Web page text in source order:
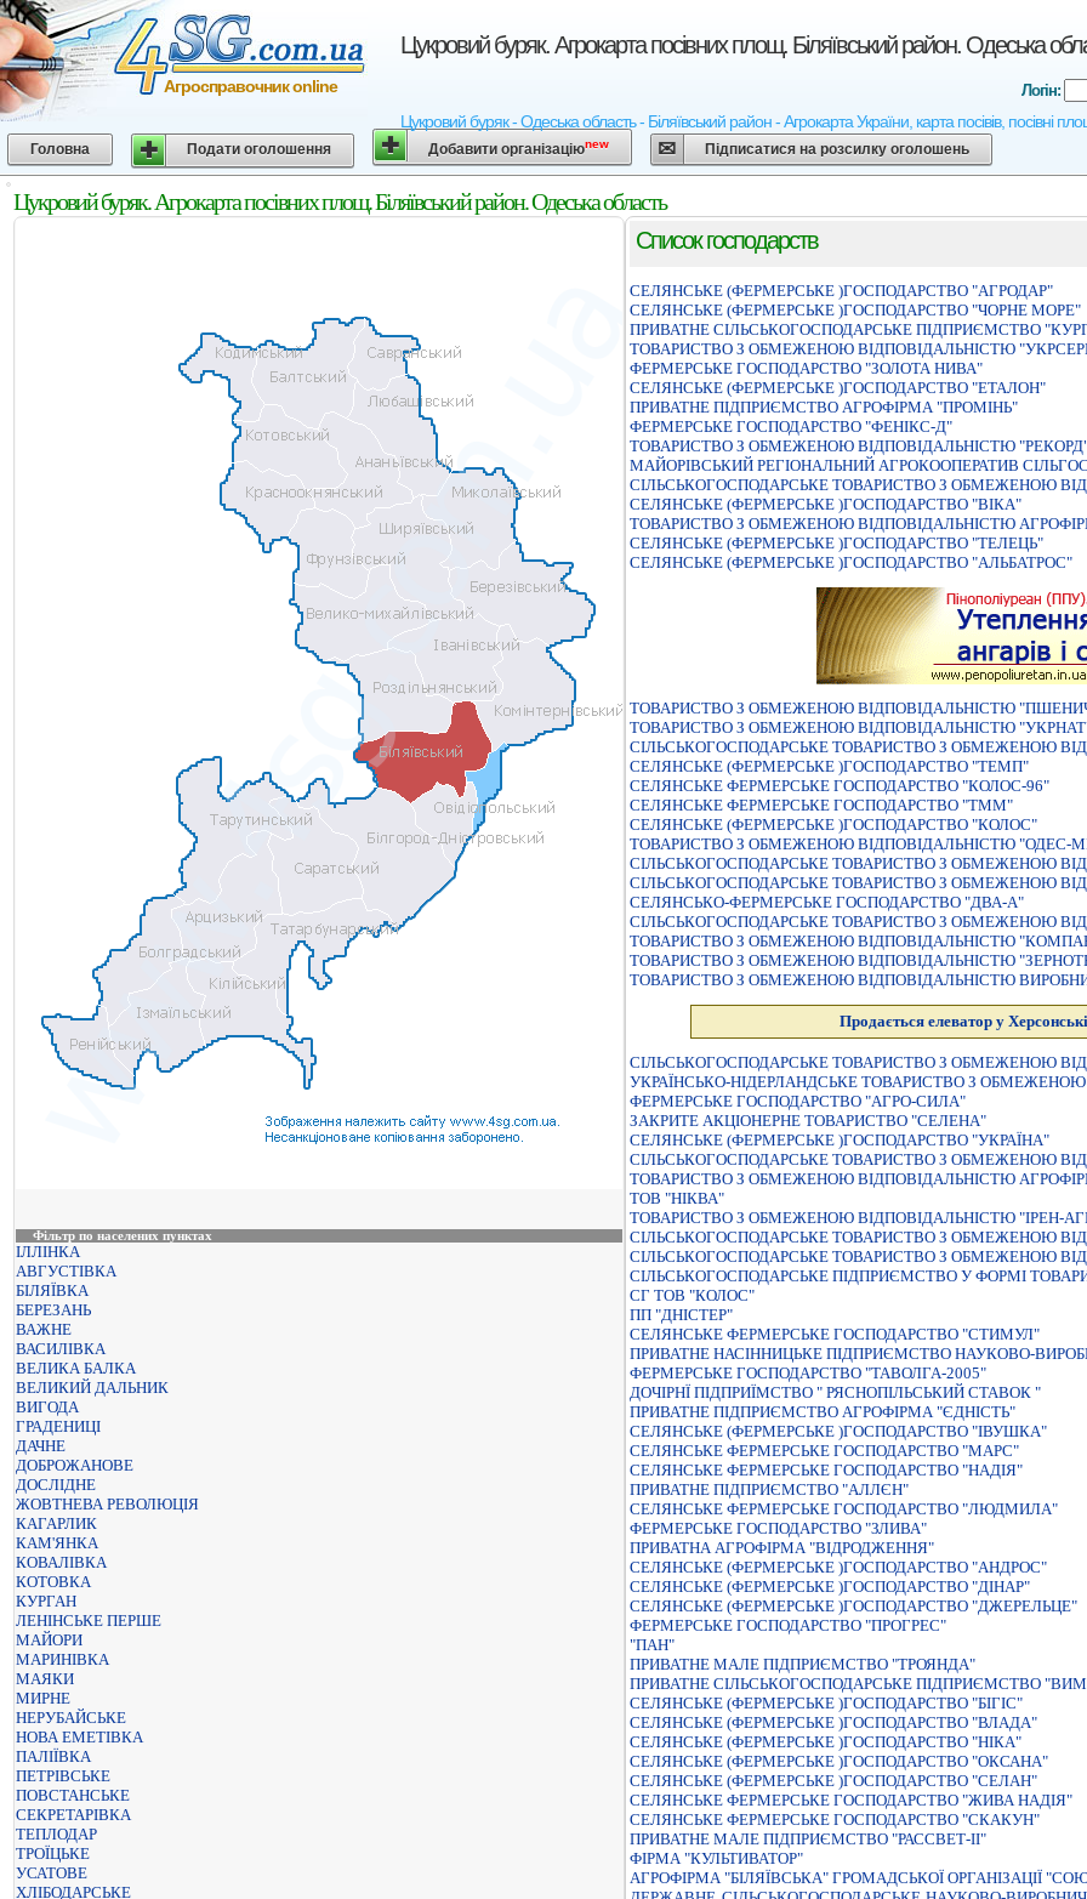
Цукровий буряк. Агрокарта посівних площ. Біляївський район. Одеська
Цукровий буряк - Одеська область - Біляївський район - Агрокарта України, карта посівів, посівні
Агросправочник online Логін:
Головна Подати оголошення Добавити організаціюnew Підписатися на розсилку оголошень
Цукровий буряк. Агрокарта посівних площ. Біляївський район. Одеська область
Фільтр по населених пунктах
ІЛЛІНКА
АВГУСТІВКА
БІЛЯЇВКА
БЕРЕЗАНЬ
ВАЖНЕ
ВАСИЛІВКА
ВЕЛИКА БАЛКА
ВЕЛИКИЙ ДАЛЬНИК
ВИГОДА
ГРАДЕНИЦІ
ДАЧНЕ
ДОБРОЖАНОВЕ
ДОСЛІДНЕ
ЖОВТНЕВА РЕВОЛЮЦІЯ
КАГАРЛИК
КАМ'ЯНКА
КОВАЛІВКА
КОТОВКА
КУРГАН
ЛЕНІНСЬКЕ ПЕРШЕ
МАЙОРИ
МАРИНІВКА
МАЯКИ
МИРНЕ
НЕРУБАЙСЬКЕ
НОВА ЕМЕТІВКА
ПАЛІЇВКА
ПЕТРІВСЬКЕ
ПОВСТАНСЬКЕ
СЕКРЕТАРІВКА
ТЕПЛОДАР
ТРОЇЦЬКЕ
УСАТОВЕ
ХЛІБОДАРСЬКЕ
Список господарств
СЕЛЯНСЬКЕ (ФЕРМЕРСЬКЕ )ГОСПОДАРСТВО "АГРОДАР"
СЕЛЯНСЬКЕ (ФЕРМЕРСЬКЕ )ГОСПОДАРСТВО "ЧОРНЕ МОРЕ"
ПРИВАТНЕ СIЛЬСЬКОГОСПОДАРСЬКЕ ПIДПРИЄМСТВО
ТОВАРИСТВО З ОБМЕЖЕНОЮ ВIДПОВIДАЛЬНIСТЮ
ФЕРМЕРСЬКЕ ГОСПОДАРСТВО "ЗОЛОТА НИВА"
СЕЛЯНСЬКЕ (ФЕРМЕРСЬКЕ )ГОСПОДАРСТВО "ЕТАЛОН"
ПРИВАТНЕ ПIДПРИЄМСТВО АГРОФIРМА "ПРОМIНЬ"
ФЕРМЕРСЬКЕ ГОСПОДАРСТВО "ФЕНIКС-Д"
ТОВАРИСТВО З ОБМЕЖЕНОЮ ВIДПОВIДАЛЬНIСТЮ
МАЙОРIВСЬКИЙ РЕГIОНАЛЬНИЙ АГРОКООПЕРАТИВ
СІЛЬСЬКОГОСПОДАРСЬКЕ ТОВАРИСТВО З ОБМЕЖЕНОЮ
СЕЛЯНСЬКЕ (ФЕРМЕРСЬКЕ )ГОСПОДАРСТВО "ВIКА"
ТОВАРИСТВО З ОБМЕЖЕНОЮ ВIДПОВIДАЛЬНIСТЮ
СЕЛЯНСЬКЕ (ФЕРМЕРСЬКЕ )ГОСПОДАРСТВО "ТЕЛЕЦЬ"
СЕЛЯНСЬКЕ (ФЕРМЕРСЬКЕ )ГОСПОДАРСТВО "АЛЬБАТРОС"
ТОВАРИСТВО З ОБМЕЖЕНОЮ ВIДПОВIДАЛЬНIСТЮ
ТОВАРИСТВО З ОБМЕЖЕНОЮ ВIДПОВIДАЛЬНIСТЮ
СIЛЬСЬКОГОСПОДАРСЬКЕ ТОВАРИСТВО З ОБМЕЖЕНОЮ
СЕЛЯНСЬКЕ (ФЕРМЕРСЬКЕ )ГОСПОДАРСТВО "ТЕМП"
СЕЛЯНСЬКЕ ФЕРМЕРСЬКЕ ГОСПОДАРСТВО "КОЛОС-96"
СЕЛЯНСЬКЕ ФЕРМЕРСЬКЕ ГОСПОДАРСТВО "ТММ"
СЕЛЯНСЬКЕ (ФЕРМЕРСЬКЕ )ГОСПОДАРСТВО "КОЛОС"
ТОВАРИСТВО З ОБМЕЖЕНОЮ ВIДПОВIДАЛЬНIСТЮ "ОДЕС-
СIЛЬСЬКОГОСПОДАРСЬКЕ ТОВАРИСТВО З ОБМЕЖЕНОЮ
СIЛЬСЬКОГОСПОДАРСЬКЕ ТОВАРИСТВО З ОБМЕЖЕНОЮ
СЕЛЯНСЬКО-ФЕРМЕРСЬКЕ ГОСПОДАРСТВО "ДВА-А"
СІЛЬСЬКОГОСПОДАРСЬКЕ ТОВАРИСТВО З ОБМЕЖЕНОЮ
ТОВАРИСТВО З ОБМЕЖЕНОЮ ВІДПОВІДАЛЬНІСТЮ
ТОВАРИСТВО З ОБМЕЖЕНОЮ ВIДПОВIДАЛЬНIСТЮ
ТОВАРИСТВО З ОБМЕЖЕНОЮ ВIДПОВIДАЛЬНIСТЮ
Продається елеватор у
СIЛЬСЬКОГОСПОДАРСЬКЕ ТОВАРИСТВО З ОБМЕЖЕНОЮ
УКРАЇНСЬКО-НIДЕРЛАНДСЬКЕ ТОВАРИСТВО З
ФЕРМЕРСЬКЕ ГОСПОДАРСТВО "АГРО-СИЛА"
ЗАКРИТЕ АКЦIОНЕРНЕ ТОВАРИСТВО "СЕЛЕНА"
СЕЛЯНСЬКЕ (ФЕРМЕРСЬКЕ )ГОСПОДАРСТВО "УКРАЇНА"
СIЛЬСЬКОГОСПОДАРСЬКЕ ТОВАРИСТВО З ОБМЕЖЕНОЮ
ТОВАРИСТВО З ОБМЕЖЕНОЮ ВIДПОВIДАЛЬНIСТЮ
ТОВ "НІКВА"
ТОВАРИСТВО З ОБМЕЖЕНОЮ ВIДПОВIДАЛЬНIСТЮ "IРЕН-
СIЛЬСЬКОГОСПОДАРСЬКЕ ТОВАРИСТВО З ОБМЕЖЕНОЮ
СIЛЬСЬКОГОСПОДАРСЬКЕ ТОВАРИСТВО З ОБМЕЖЕНОЮ
СІЛЬСЬКОГОСПОДАРСЬКЕ ПІДПРИЄМСТВО У ФОРМІ
СГ ТОВ "КОЛОС"
ПП "ДНІСТЕР"
СЕЛЯНСЬКЕ ФЕРМЕРСЬКЕ ГОСПОДАРСТВО "СТИМУЛ"
ПРИВАТНЕ НАСIННИЦЬКЕ ПIДПРИЄМСТВО НАУКОВО-
ФЕРМЕРСЬКЕ ГОСПОДАРСТВО "ТАВОЛГА-2005"
ДОЧIРНЇ ПIДПРИЇМСТВО " РЯСНОПIЛЬСЬКИЙ СТАВОК "
ПРИВАТНЕ ПIДПРИЄМСТВО АГРОФIРМА "ЄДНIСТЬ"
СЕЛЯНСЬКЕ (ФЕРМЕРСЬКЕ )ГОСПОДАРСТВО "IВУШКА"
СЕЛЯНСЬКЕ ФЕРМЕРСЬКЕ ГОСПОДАРСТВО "МАРС"
СЕЛЯНСЬКЕ ФЕРМЕРСЬКЕ ГОСПОДАРСТВО "НАДIЯ"
ПРИВАТНЕ ПIДПРИЄМСТВО "АЛЛЄН"
СЕЛЯНСЬКЕ ФЕРМЕРСЬКЕ ГОСПОДАРСТВО "ЛЮДМИЛА"
ФЕРМЕРСЬКЕ ГОСПОДАРСТВО "ЗЛИВА"
ПРИВАТНА АГРОФІРМА "ВІДРОДЖЕННЯ"
СЕЛЯНСЬКЕ (ФЕРМЕРСЬКЕ )ГОСПОДАРСТВО "АНДРОС"
СЕЛЯНСЬКЕ (ФЕРМЕРСЬКЕ )ГОСПОДАРСТВО "ДIНАР"
СЕЛЯНСЬКЕ (ФЕРМЕРСЬКЕ )ГОСПОДАРСТВО "ДЖЕРЕЛЬЦЕ"
ФЕРМЕРСЬКЕ ГОСПОДАРСТВО "ПРОГРЕС"
"ПАН"
ПРИВАТНЕ МАЛЕ ПІДПРИЄМСТВО "ТРОЯНДА"
ПРИВАТНЕ СIЛЬСЬКОГОСПОДАРСЬКЕ ПIДПРИЄМСТВО
СЕЛЯНСЬКЕ (ФЕРМЕРСЬКЕ )ГОСПОДАРСТВО "БIГIС"
СЕЛЯНСЬКЕ (ФЕРМЕРСЬКЕ )ГОСПОДАРСТВО "ВЛАДА"
СЕЛЯНСЬКЕ (ФЕРМЕРСЬКЕ )ГОСПОДАРСТВО "НIКА"
СЕЛЯНСЬКЕ (ФЕРМЕРСЬКЕ )ГОСПОДАРСТВО "ОКСАНА"
СЕЛЯНСЬКЕ (ФЕРМЕРСЬКЕ )ГОСПОДАРСТВО "СЕЛАН"
СЕЛЯНСЬКЕ ФЕРМЕРСЬКЕ ГОСПОДАРСТВО "ЖИВА НАДIЯ"
СЕЛЯНСЬКЕ ФЕРМЕРСЬКЕ ГОСПОДАРСТВО "СКАКУН"
ПРИВАТНЕ МАЛЕ ПIДПРИЄМСТВО "РАССВЕТ-II"
ФIРМА "КУЛЬТИВАТОР"
АГРОФІРМА "БІЛЯЇВСЬКА" ГРОМАДСЬКОЇ ОРГАНІЗАЦІЇ